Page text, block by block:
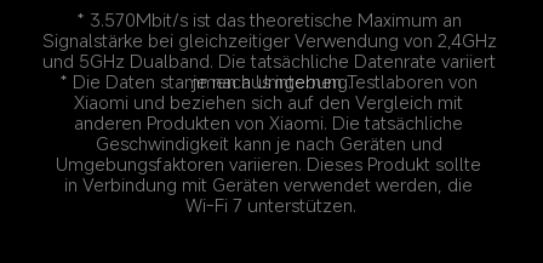
* 3.570Mbit/s ist das theoretische Maximum an
Signalstärke bei gleichzeitiger Verwendung von 2,4GHz
und 5GHz Dualband. Die tatsächliche Datenrate variiert
je nach Umgebung.
* Die Daten stammen aus internen Testlaboren von
Xiaomi und beziehen sich auf den Vergleich mit
anderen Produkten von Xiaomi. Die tatsächliche
Geschwindigkeit kann je nach Geräten und
Umgebungsfaktoren variieren. Dieses Produkt sollte
in Verbindung mit Geräten verwendet werden, die
Wi-Fi 7 unterstützen.